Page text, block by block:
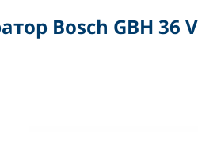
Bosch GBH 36